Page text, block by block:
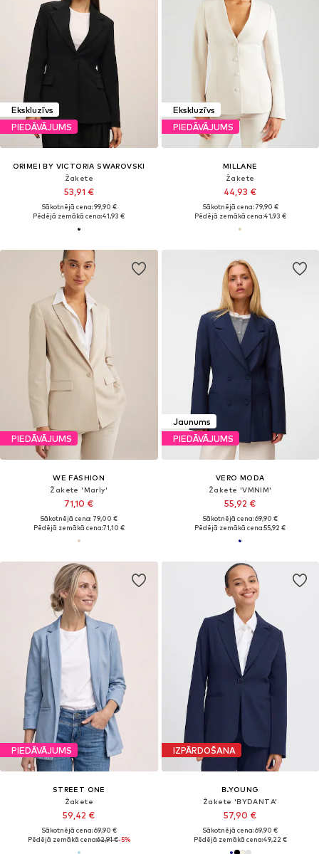
Ekskluzīvs
PIEDĀVĀJUMS
ORIMEI BY VICTORIA SWAROVSKI
Žakete
53,91 €
Sākotnējā cena: 99,90 €
Pēdējā zemākā cena:41,93 €
Ekskluzīvs
PIEDĀVĀJUMS
MILLANE
Žakete
44,93 €
Sākotnējā cena: 79,90 €
Pēdējā zemākā cena:41,93 €
PIEDĀVĀJUMS
WE FASHION
Žakete 'Marly'
71,10 €
Sākotnējā cena: 79,00 €
Pēdējā zemākā cena:71,10 €
Jaunums
PIEDĀVĀJUMS
VERO MODA
Žakete 'VMNIM'
55,92 €
Sākotnējā cena: 69,90 €
Pēdējā zemākā cena:55,92 €
PIEDĀVĀJUMS
STREET ONE
Žakete
59,42 €
Sākotnējā cena: 69,90 €
Pēdējā zemākā cena:62,91 €-5%
IZPĀRDOŠANA
B.YOUNG
Žakete 'BYDANTA'
57,90 €
Sākotnējā cena: 69,90 €
Pēdējā zemākā cena:49,22 €